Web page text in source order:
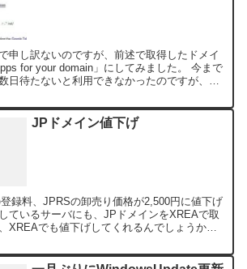
申し訳ないのですが、前述で取得したドメイ
for your domain」にしてみました。 今まで
日待たないと利用できなかったのですが、サ
JPドメイン値下げ
録料、JPRSの卸売り価格が2,500円に値下げ
ているサーバにも、JPドメインをXREAで取
XREAでも値下げしてくれるんでしょうか